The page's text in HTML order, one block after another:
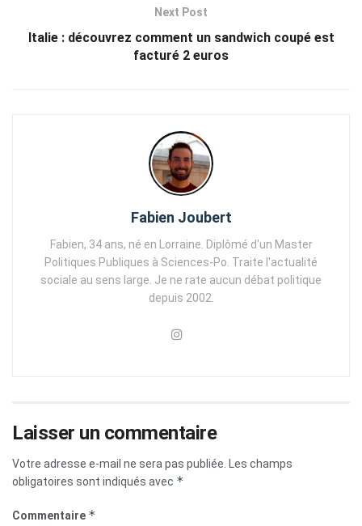
Next Post
Italie : découvrez comment un sandwich coupé est
facturé 2 euros
Fabien Joubert
Fabien, 34 ans, né en Lorraine. Diplômé d'un Master
Politiques Publiques à Sciences-Po. Traite l'actualité
sociale au sens large. Je ne rate aucun débat politique
depuis 2002.
Laisser un commentaire
Votre adresse e-mail ne sera pas publiée.
Les champs
obligatoires sont indiqués avec *
Commentaire *